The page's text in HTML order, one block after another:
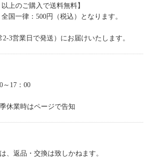
以上のご購入で送料無料】
全国一律：500円（税込）となります。
2-3営業日で発送）にお届けいたします。
～17：00
休業時はページで告知
、返品・交換は致しかねます。